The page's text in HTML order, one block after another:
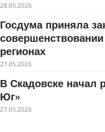
28.05.2026
Госдума приняла
регионах
27.05.2026
В Скадовске начал
Юг»
27.05.2026